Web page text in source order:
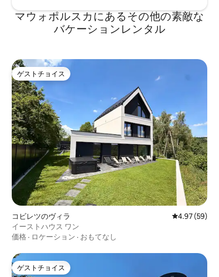
マウォポルスカにあるその他の素敵な
バケーションレンタル
ゲストチョイス
ゲストチョイス
コビレツのヴィラ レビュー59
4.97 (59)
イーストハウス ワン
価格 · ロケーション · おもてなし
ゲストチョイス
ゲストチョイス